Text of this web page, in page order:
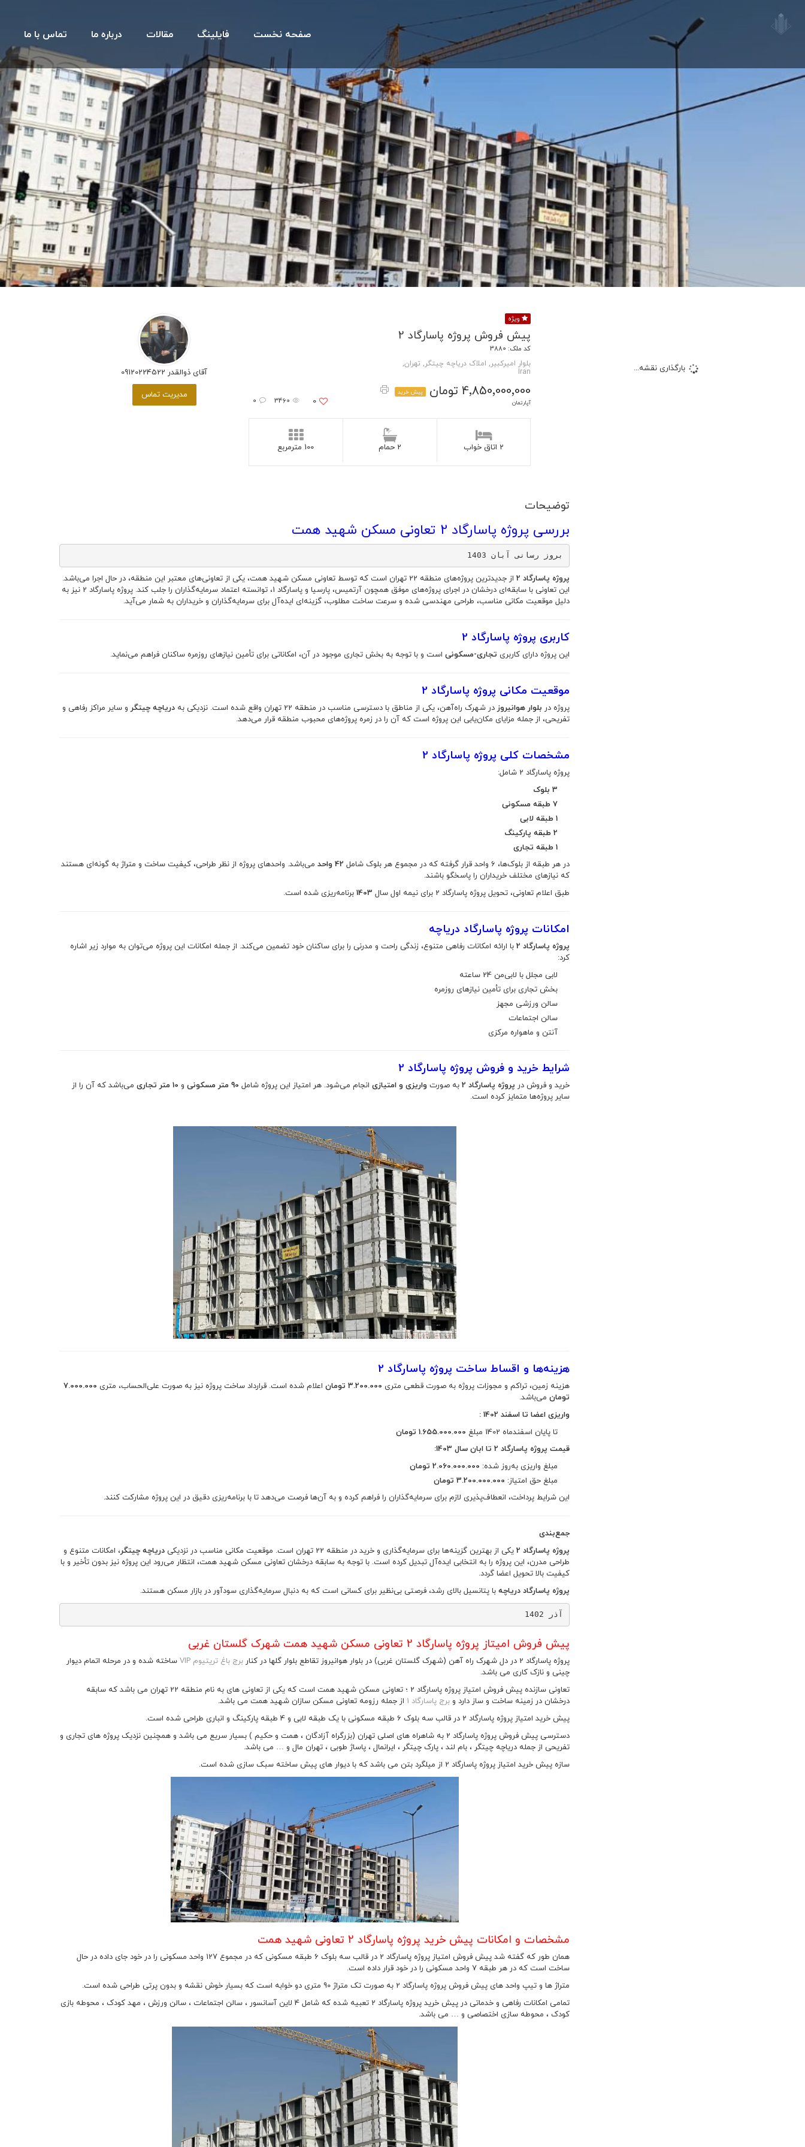
صفحه نخست فایلینگ مقالات درباره ما تماس با ما
بارگذاری نقشه...
ویژه
پیش فروش پروژه پاسارگاد 2
کد ملک: 3880
بلوار امیرکبیر, املاک دریاچه چیتگر, تهران,
Iran
4٬850٬000٬000 تومان
پیش خرید
آپارتمان
3460
0 0
2 اتاق خواب 2 حمام 100 مترمربع
آقای ذوالقدر 09120224522
مدیریت تماس
توضیحات
بررسی پروژه پاسارگاد 2 تعاونی مسکن شهید همت
بروز رسانی آبان 1403
پروژه پاسارگاد 2
از جدیدترین پروژه‌های منطقه 22 تهران است که توسط تعاونی مسکن شهید همت، یکی از تعاونی‌های معتبر این منطقه، در حال اجرا می‌باشد.
این تعاونی با سابقه‌ای درخشان در اجرای پروژه‌های موفق همچون آرتمیس، پارسیا و پاسارگاد 1، توانسته اعتماد سرمایه‌گذاران را جلب کند. پروژه پاسارگاد 2 نیز به
دلیل موقعیت مکانی مناسب، طراحی مهندسی شده و سرعت ساخت مطلوب، گزینه‌ای ایده‌آل برای سرمایه‌گذاران و خریداران به شمار می‌آید.
کاربری پروژه پاسارگاد 2
این پروژه دارای کاربری تجاری-مسکونی است و با توجه به بخش تجاری موجود در آن، امکاناتی برای تأمین نیازهای روزمره ساکنان فراهم می‌نماید.
موقعیت مکانی پروژه پاسارگاد 2
پروژه در بلوار هوانیروز در شهرک راه‌آهن، یکی از مناطق با دسترسی مناسب در منطقه 22 تهران واقع شده است. نزدیکی به دریاچه چیتگر و سایر مراکز رفاهی و
تفریحی، از جمله مزایای مکان‌یابی این پروژه است که آن را در زمره پروژه‌های محبوب منطقه قرار می‌دهد.
مشخصات کلی پروژه پاسارگاد 2
پروژه پاسارگاد 2 شامل:
3 بلوک
7 طبقه مسکونی
1 طبقه لابی
2 طبقه پارکینگ
1 طبقه تجاری
در هر طبقه از بلوک‌ها، 6 واحد قرار گرفته که در مجموع هر بلوک شامل
42 واحد
می‌باشد. واحدهای پروژه از نظر طراحی، کیفیت ساخت و متراژ به گونه‌ای هستند
که نیازهای مختلف خریداران را پاسخگو باشند.
طبق اعلام تعاونی، تحویل پروژه پاسارگاد 2 برای نیمه اول سال
1403 برنامه‌ریزی شده است.
امکانات پروژه پاسارگاد دریاچه
پروژه پاسارگاد 2
با ارائه امکانات رفاهی متنوع، زندگی راحت و مدرنی را برای ساکنان خود تضمین می‌کند. از جمله امکانات این پروژه می‌توان به موارد زیر اشاره
کرد:
لابی مجلل با لابی‌من 24 ساعته
بخش تجاری برای تأمین نیازهای روزمره
سالن ورزشی مجهز
سالن اجتماعات
آنتن و ماهواره مرکزی
شرایط خرید و فروش پروژه پاسارگاد 2
خرید و فروش در پروژه پاسارگاد 2 به صورتواریزی و امتیازی انجام می‌شود. هر امتیاز این پروژه شامل 90 متر مسکونی و 10 متر تجاری
می‌باشد که آن را از
سایر پروژه‌ها متمایز کرده است.
هزینه‌ها و اقساط ساخت پروژه پاسارگاد 2
هزینه زمین، تراکم و مجوزات پروژه به صورت قطعی متری 3.200.000 تومان اعلام شده است. قرارداد ساخت پروژه نیز به صورت علی‌الحساب، متری 7.000.000
تومان می‌باشد.
واریزی اعضا تا اسفند 1402 :
تا پایان اسفندماه 1402 مبلغ
1.655.000.000 تومان
قیمت پروژه پاسارگاد 2 تا ابان سال 1403:
مبلغ واریزی به‌روز شده: 2.060.000.000 تومان
مبلغ حق امتیاز: 3.200.000.000 تومان
این شرایط پرداخت، انعطاف‌پذیری لازم برای سرمایه‌گذاران را فراهم کرده و به آن‌ها فرصت می‌دهد تا با برنامه‌ریزی دقیق در این پروژه مشارکت کنند.
جمع‌بندی
پروژه پاسارگاد 2
یکی از بهترین گزینه‌ها برای سرمایه‌گذاری و خرید در منطقه 22 تهران است. موقعیت مکانی مناسب در نزدیکی دریاچه چیتگر، امکانات متنوع و
طراحی مدرن، این پروژه را به انتخابی ایده‌آل تبدیل کرده است. با توجه به سابقه درخشان تعاونی مسکن شهید همت، انتظار می‌رود این پروژه نیز بدون تأخیر و با
کیفیت بالا تحویل اعضا گردد.
پروژه پاسارگاد دریاچه با پتانسیل بالای رشد، فرصتی بی‌نظیر برای کسانی است که به دنبال سرمایه‌گذاری سودآور در بازار مسکن هستند.
آذر 1402
پیش فروش امیتاز پروژه پاسارگاد 2 تعاونی مسکن شهید همت شهرک گلستان غربی
پروژه پاسارگاد 2 در دل شهرک راه آهن (شهرک گلستان غربی) در بلوار هوانیروز تقاطع بلوار گلها در کنار برج باغ تریتیوم VIP
ساخته شده و در مرحله اتمام دیوار
چینی و نازک کاری می باشد.
تعاونی سازنده پیش فروش امتیاز پروژه پاسارگاد 2 ؛ تعاونی مسکن شهید همت است که یکی از تعاونی های به نام منطقه 22 تهران می باشد که سابقه
درخشان در زمینه ساخت و ساز دارد وبرج پاسارگاد 1
از جمله رزومه تعاونی مسکن سازان شهید همت می باشد.
پیش خرید امتیاز پروژه پاسارگاد 2 در قالب سه بلوک 6 طبقه مسکونی با یک طبقه لابی و 4 طبقه پارکینگ و انباری طراحی شده است.
دسترسی پیش فروش پروژه پاسارگاد 2 به شاهراه های اصلی تهران (بزرگراه آزادگان ، همت و حکیم ) بسیار سریع می باشد و همچنین نزدیک پروژه های تجاری و
تفریحی از جمله دریاچه چیتگر ، بام لند ، پارک چیتگر ، ایرانمال ، پاساژ طوبی ، تهران مال و … می باشد.
سازه پیش خرید امتیاز پروژه پاسارگاد 2 از میلگرد بتن می باشد که با دیوار های پیش ساخته سبک سازی شده است.
مشخصات و امکانات پیش خرید پروژه پاسارگاد 2 تعاونی شهید همت
همان طور که گفته شد پیش فروش امتیاز پروژه پاسارگاد 2 در قالب سه بلوک 6 طبقه مسکونی که در مجموع 127 واحد مسکونی را در خود جای داده در حال
ساخت است که در هر طبقه 7 واحد مسکونی را در خود قرار داده است.
متراژ ها و تیپ واحد های پیش فروش پروژه پاسارگاد 2 به صورت تک متراژ 90 متری دو خوابه است که بسیار خوش نقشه و بدون پرتی طراحی شده است.
تمامی امکانات رفاهی و خدماتی در پیش خرید پروژه پاسارگاد 2 تعبیه شده که شامل 4 لاین آسانسور ، سالن اجتماعات ، سالن ورزش ، مهد کودک ، محوطه بازی
کودک ، محوطه سازی اختصاصی و … می باشد.